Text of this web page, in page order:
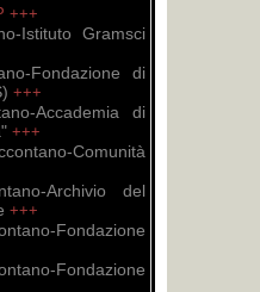
+++
Istituto Gramsci
Fondazione di
+++
Accademia di
+++
Comunità
Archivio del
+++
Fondazione
Fondazione